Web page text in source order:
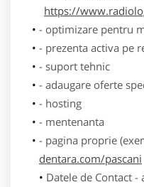
https://
- optimizare pentru
- prezenta activa pe
- suport tehnic
- adaugare oferte
- hosting
- mentenanta
- pagina proprie
dentara.com/pascani
Datele de Contact -